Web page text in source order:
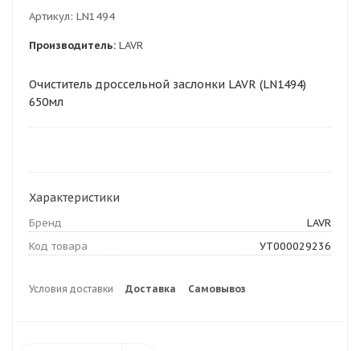
Артикул: LN1494
Производитель: LAVR
Очиститель дроссельной заслонки LAVR (LN1494)
650мл
Характеристики
Бренд
LAVR
Код товара
УТ000029236
Условия доставки Доставка Самовывоз